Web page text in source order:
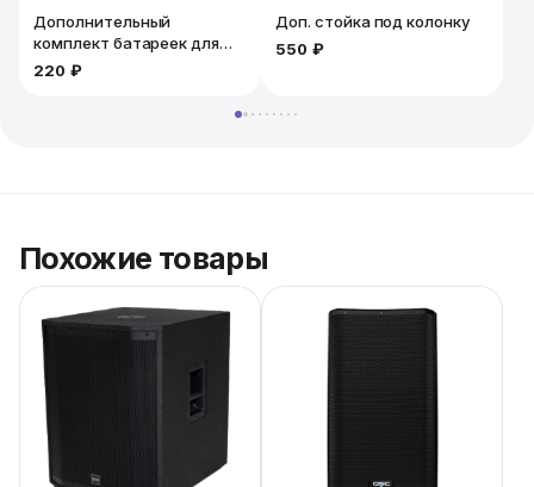
Дополнительный
комплект батареек для
микрофона. 2шт
220 ₽
Доп. стойка под колонку
550 ₽
Похожие товары